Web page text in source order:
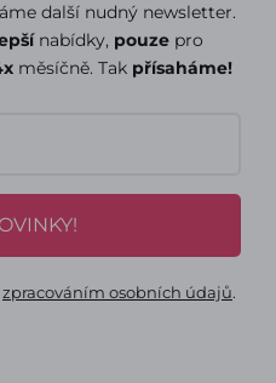
další nudný newsletter.
nabídky, pouze pro
měsíčně. Tak přísaháme!
zpracováním osobních údajů.